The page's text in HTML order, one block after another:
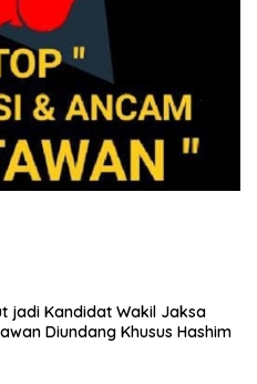
jadi Kandidat Wakil Jaksa
Diundang Khusus Hashim